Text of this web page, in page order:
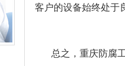
客户的设备始终处于
总之，重庆防腐